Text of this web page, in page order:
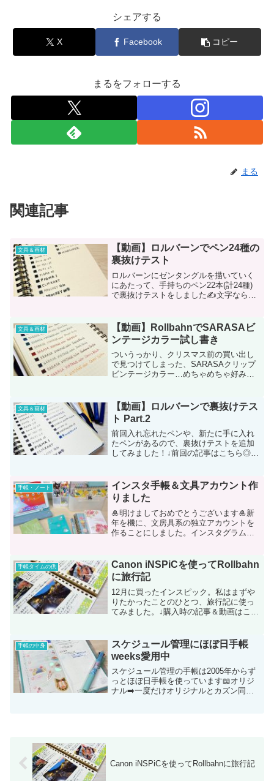
シェアする
X Facebook コピー
まるをフォローする
まる
関連記事
文具＆画材
【動画】ロルバーンでペン24種の
裏抜けテスト
ロルバーンにゼンタングルを描いていく
にあたって、手持ちのペン22本(計24種)
で裏抜けテストをしました✍️文字ならOK
よね😵結果は……◎裏に影響しない！◎
プロッキー紙用...
文具＆画材
【動画】RollbahnでSARASAビ
ンテージカラー試し書き
ついうっかり、クリスマス前の買い出し
で見つけてしまった、SARASAクリップ
ビンテージカラー…めちゃめちゃ好みの
（沼）というわけで恒例の（？）ロルバ
ーンで試し書き＆裏抜...
文具＆画材
【動画】ロルバーンで裏抜けテス
ト Part.2
前回入れ忘れたペンや、新たに手に入れ
たペンがあるので、裏抜けテストを追加
してみました！↓前回の記事はこちら◎裏
む△EMOTT fine 0.4（...
手帳・ノート
インスタ手帳＆文具アカウント作
りました
🎍明けましておめでとうございます🎍新
年を機に、文房具系の独立アカウントを
作ることにしました。インスタグラム手
から、筆記具や画材、紙ものなど文房具
が大好き...
手帳タイムの供
Canon iNSPiCを使ってRollbahn
に旅行記
12月に買ったインスピック。私はまずや
りたかったことのひとつ、旅行記に使っ
てみました。↓購入時の記事＆動画はこち
ざってしまって😅家族みんなが似たよう
な状態。あの露天風...
手帳の中身
スケジュール管理にほぼ日手帳
weeks愛用中
スケジュール管理の手帳は2005年からず
っとほぼ日手帳を使っています📖オリジ
ナル➡️一度だけオリジナルとカズン同時
Canon iNSPiCを使ってRollbahnに旅行記